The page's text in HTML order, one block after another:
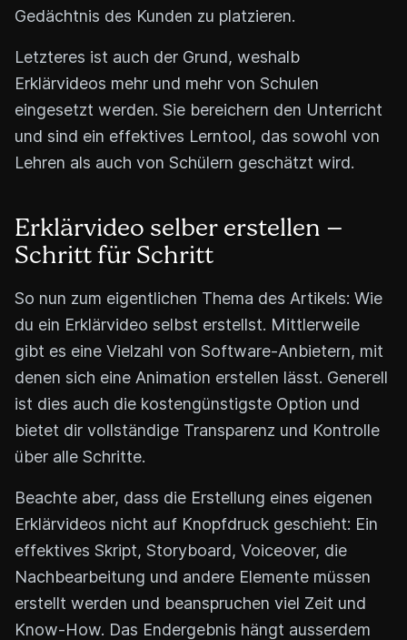
Gedächtnis des Kunden zu platzieren.
Letzteres ist auch der Grund, weshalb
Erklärvideos mehr und mehr von Schulen
eingesetzt werden. Sie bereichern den Unterricht
und sind ein effektives Lerntool, das sowohl von
Lehren als auch von Schülern geschätzt wird.
Erklärvideo selber erstellen –
Schritt für Schritt
So nun zum eigentlichen Thema des Artikels: Wie
du ein Erklärvideo selbst erstellst. Mittlerweile
gibt es eine Vielzahl von Software-Anbietern, mit
denen sich eine Animation erstellen lässt. Generell
ist dies auch die kostengünstigste Option und
bietet dir vollständige Transparenz und Kontrolle
über alle Schritte.
Beachte aber, dass die Erstellung eines eigenen
Erklärvideos nicht auf Knopfdruck geschieht: Ein
effektives Skript, Storyboard, Voiceover, die
Nachbearbeitung und andere Elemente müssen
erstellt werden und beanspruchen viel Zeit und
Know-How. Das Endergebnis hängt ausserdem